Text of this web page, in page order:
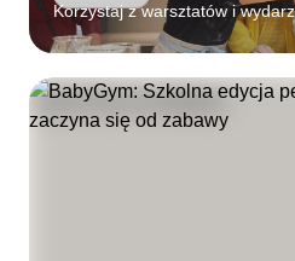
Korzystaj z warsztatów i